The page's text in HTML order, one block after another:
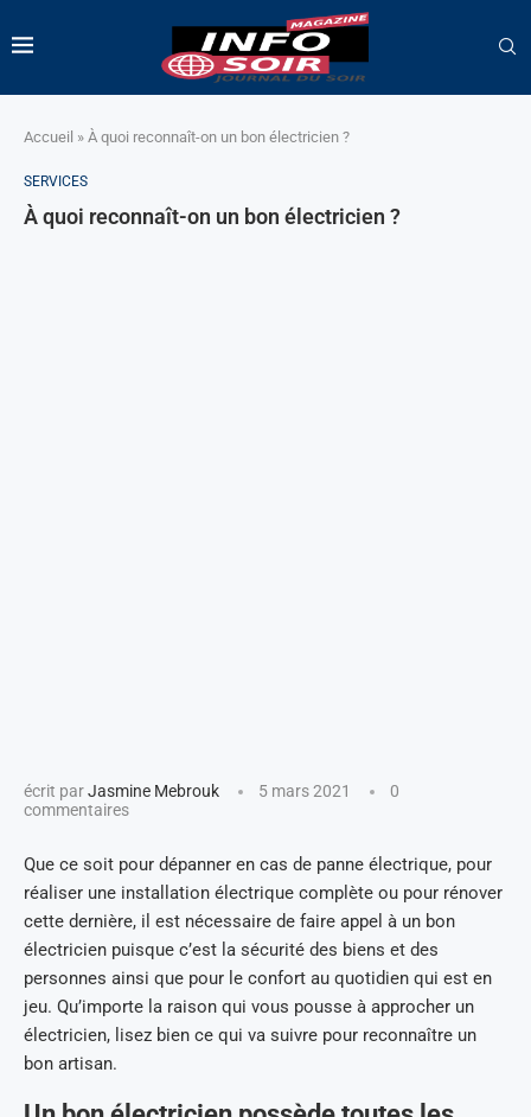
Accueil » À quoi reconnaît-on un bon électricien ?
SERVICES
À quoi reconnaît-on un bon électricien ?
écrit parJasmine Mebrouk 5 mars 2021
0
commentaires
Que ce soit pour dépanner en cas de panne électrique, pour
réaliser une installation électrique complète ou pour rénover
cette dernière, il est nécessaire de faire appel à un bon
électricien puisque c’est la sécurité des biens et des
personnes ainsi que pour le confort au quotidien qui est en
jeu. Qu’importe la raison qui vous pousse à approcher un
électricien, lisez bien ce qui va suivre pour reconnaître un
bon artisan.